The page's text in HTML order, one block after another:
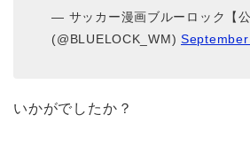
— サッカー漫画ブルーロック【公
(@BLUELOCK_WM)
いかがでしたか？